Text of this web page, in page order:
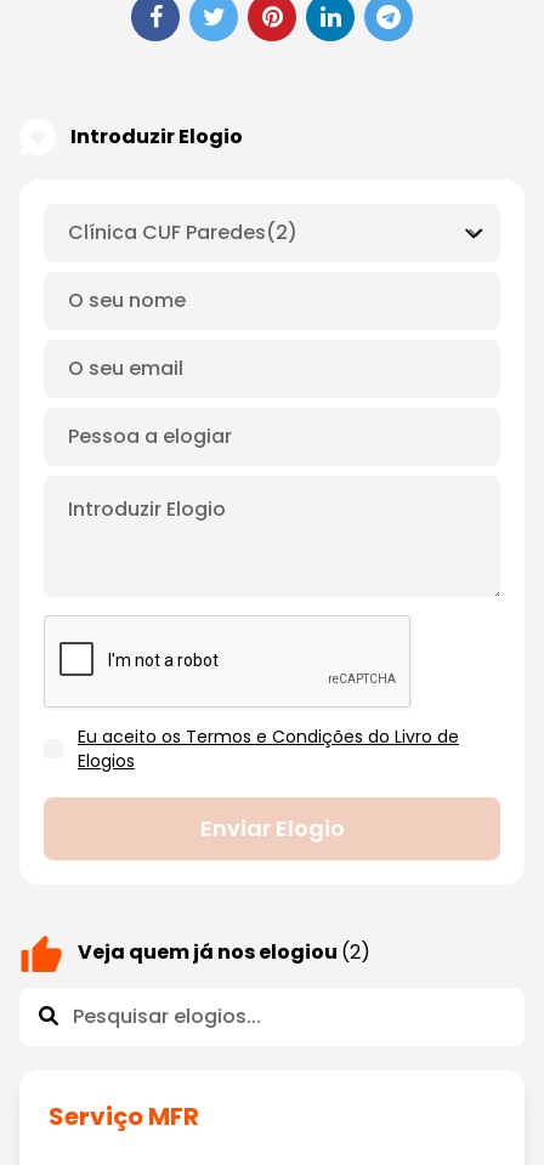
Veja quem já nos elogiou (2)
Serviço MFR
Introduzir Elogio
Eu aceito os Termos e Condições do Livro de
Elogios
Enviar Elogio